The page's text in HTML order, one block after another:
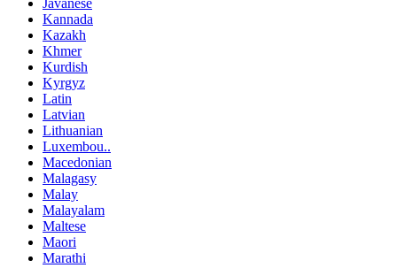
Javanese
Kannada
Kazakh
Khmer
Kurdish
Kyrgyz
Latin
Latvian
Lithuanian
Luxembou..
Macedonian
Malagasy
Malay
Malayalam
Maltese
Maori
Marathi